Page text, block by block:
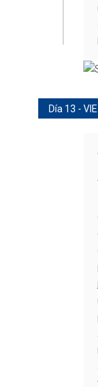
Día 13 - VIE.